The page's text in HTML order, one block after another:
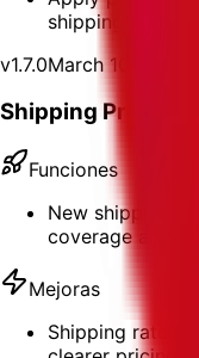
shipping labels
v1.7.0March 10, 2026
Shipping Provider
Funciones
New shipping
coverage and
Mejoras
Shipping rates